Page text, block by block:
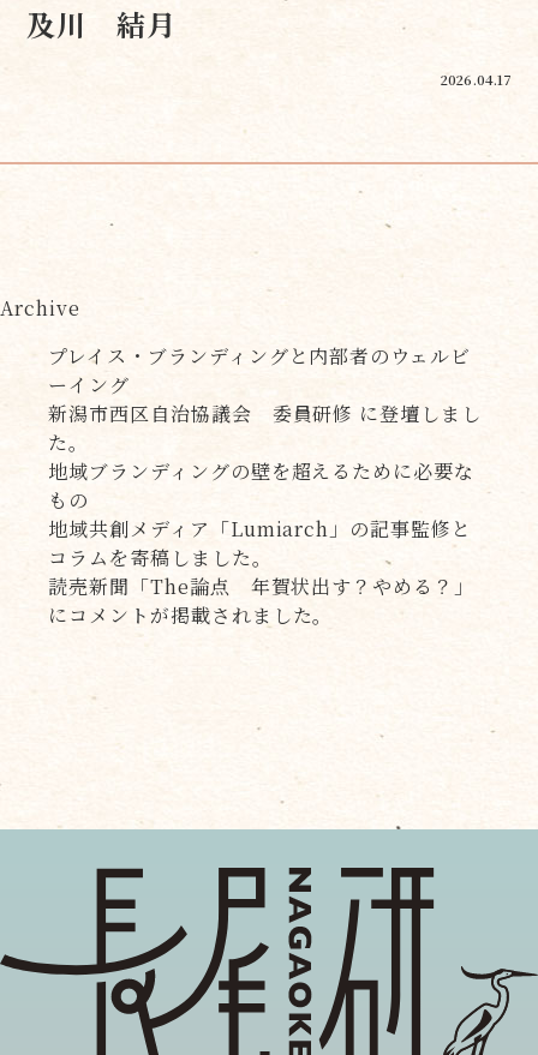
及川 結月
2026.04.17
Archive
プレイス・ブランディングと内部者のウェルビ
ーイング
新潟市西区自治協議会 委員研修 に登壇しまし
た。
地域ブランディングの壁を超えるために必要な
もの
地域共創メディア「Lumiarch」の記事監修と
コラムを寄稿しました。
読売新聞「The論点 年賀状出す？やめる？」
にコメントが掲載されました。